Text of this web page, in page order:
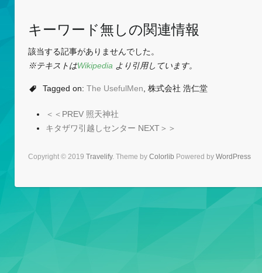
キーワード無しの関連情報
該当する記事がありませんでした。
※テキストはWikipedia より引用しています。
Tagged on: The UsefulMen , 株式会社 浩仁堂
＜＜PREV 照天神社
キタザワ引越しセンター NEXT＞＞
Copyright © 2019 Travelify. Theme by Colorlib Powered by WordPress